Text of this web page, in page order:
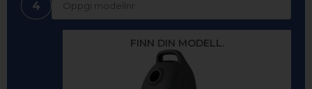
4
FINN DIN MODELL.